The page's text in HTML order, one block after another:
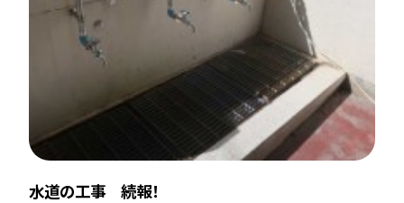
水道の工事 続報！